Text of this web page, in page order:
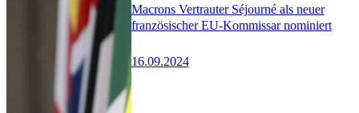
Macrons Vertrauter Séjourné als neuer
französischer EU-Kommissar nominiert
16.09.2024